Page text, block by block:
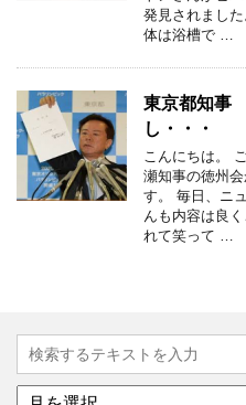
発見されまし
体は浴槽で …
東京都知事
し・・・
こんにちは。
瀬知事の徳州
す。 毎日、ニ
んも内容は良
れて笑って …
ア